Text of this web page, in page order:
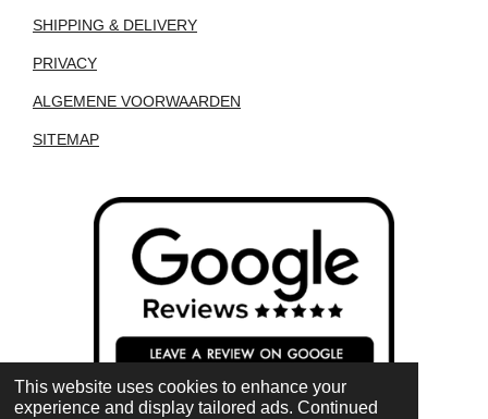
This website uses cookies to enhance your
experience and display tailored ads. Continued
SHIPPING & DELIVERY
PRIVACY
ALGEMENE VOORWAARDEN
SITEMAP